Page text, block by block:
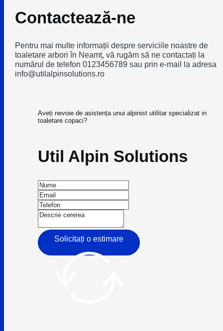
Contactează-ne
Pentru mai multe informații despre serviciile noastre de
toaletare arbori în Neamț, vă rugăm să ne contactați la
numărul de telefon 0123456789 sau prin e-mail la adresa
info@utilalpinsolutions.ro
Aveți nevoie de asistența unui alpinist utilitar specializat in
toaletare copaci?
Util Alpin Solutions
Solicitați o estimare